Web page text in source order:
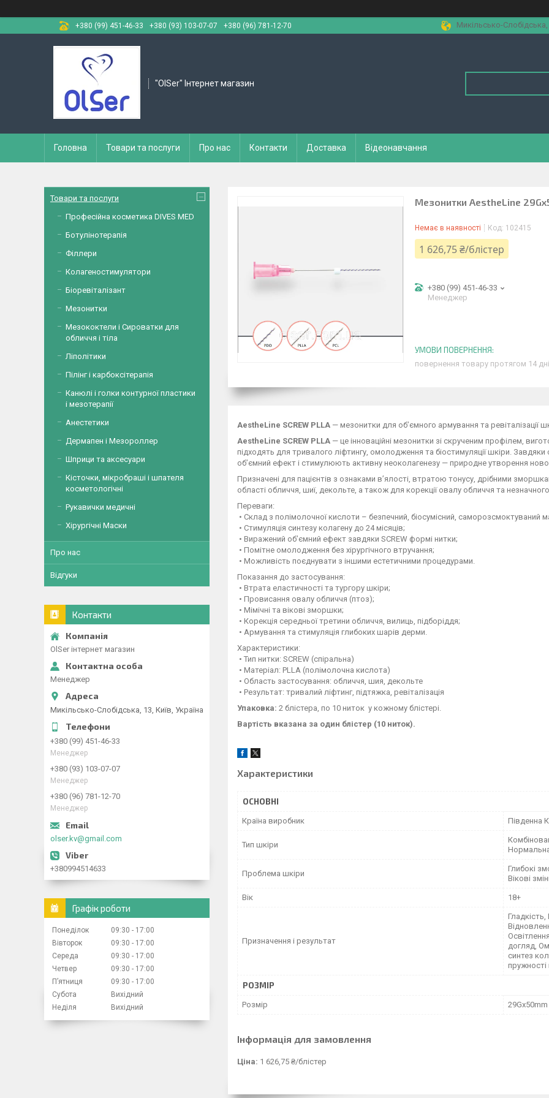
+380 (99) 451-46-33
+380 (93) 103-07-07 +380 (96) 781-12-70 Микільсько-Слобідська,
"OlSer" Інтернет магазин
Головна Товари та послуги Про нас Контакти Доставка Відеонавчання
Мезонитки AestheLine
Немає в наявності Код: 102415
1 626,75 ₴/блістер
+380 (99) 451-46-33
Менеджер
повернення товару протягом 14
AestheLine SCREW PLLA — мезонитки для об’ємного армування та ревіталізації
AestheLine SCREW PLLA — це інноваційні мезонитки зі скрученим профілем,
підходять для тривалого ліфтингу, омолодження та біостимуляції шкіри.
об’ємний ефект і стимулюють активну неоколагенезу — природне утворення
Призначені для пацієнтів з ознаками в’ялості, втратою тонусу, дрібними
області обличчя, шиї, декольте, а також для корекції овалу обличчя та
Переваги:
• Склад з полімолочної кислоти – безпечний, біосумісний, саморозсмоктуваний
• Стимуляція синтезу колагену до 24 місяців;
• Виражений об’ємний ефект завдяки SCREW формі нитки;
• Помітне омолодження без хірургічного втручання;
• Можливість поєднувати з іншими естетичними процедурами.
Показання до застосування:
• Втрата еластичності та тургору шкіри;
• Провисання овалу обличчя (птоз);
• Мімічні та вікові зморшки;
• Корекція середньої третини обличчя, вилиць, підборіддя;
• Армування та стимуляція глибоких шарів дерми.
Характеристики:
• Тип нитки: SCREW (спіральна)
• Матеріал: PLLA (полімолочна кислота)
• Область застосування: обличчя, шия, декольте
• Результат: тривалий ліфтинг, підтяжка, ревіталізація
Упаковка: 2 блістера, по 10 ниток у кожному блістері.
Вартість вказана за один блістер (10 ниток).
Характеристики
ОСНОВНІ
Країна виробник Південна
Тип шкіри
Проблема шкіри
Глибокі
Вікові
Вік 18+
Призначення і результат
догляд,
синтез
пружності
РОЗМІР
Розмір 29Gx50mm
Інформація для замовлення
Ціна: 1 626,75 ₴/блістер
Товари та послуги
Професійна косметика DIVES MED
Ботулінотерапія
Філлери
Колагеностимулятори
Біоревіталізант
Мезонитки
Мезококтели і Сироватки для
обличчя і тіла
Ліполітики
Пілінг і карбоксітерапія
Канюлі і голки контурної пластики
і мезотерапії
Анестетики
Дермапен і Мезороллер
Шприци та аксесуари
Кісточки, мікробраші і шпателя
косметологічні
Рукавички медичні
Хірургічні Маски
Про нас
Відгуки
Контакти
OlSer інтернет магазин
Менеджер
Микільсько-Слобідська, 13, Київ, Україна
+380 (99) 451-46-33
Менеджер
+380 (93) 103-07-07
Менеджер
+380 (96) 781-12-70
Менеджер
olser.kv@gmail.com
+380994514633
Графік роботи
Понеділок 09:30
17:00
Вівторок
09:30
17:00
Середа
09:30
17:00
Четвер
09:30
17:00
Пʼятниця
09:30
17:00
Субота
Вихідний
Неділя
Вихідний